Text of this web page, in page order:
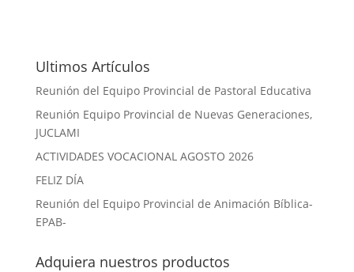
Ultimos Artículos
Reunión del Equipo Provincial de Pastoral Educativa
Reunión Equipo Provincial de Nuevas Generaciones,
JUCLAMI
ACTIVIDADES VOCACIONAL AGOSTO 2026
FELIZ DÍA
Reunión del Equipo Provincial de Animación Bíblica-
EPAB-
Adquiera nuestros productos